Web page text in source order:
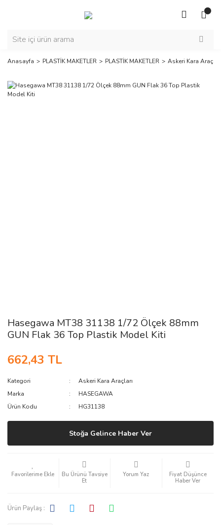
Anasayfa PLASTİK MAKETLER PLASTİK MAKETLER Askeri Kara
Hasegawa MT38 31138 1/72 Ölçek 88mm
GUN Flak 36 Top Plastik Model Kiti
662,43 TL
Kategori
Askeri Kara Araçları
Marka
HASEGAWA
Ürün Kodu
HG31138
Stoğa Gelince Haber Ver
Bu Ürünü Tavsiye
Et
Yorum Yaz
Fiyat Düşünce
Haber Ver
Ürün Paylaş :